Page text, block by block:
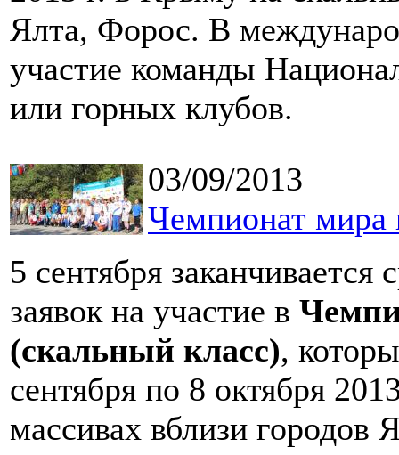
Ялта, Форос. В
участие команды
или горных клубов.
03/09/2013
Чемпионат мира
5 сентября
заявок на участие в
(скальный класс),
сентября по 8 октября
массивах вблизи городов